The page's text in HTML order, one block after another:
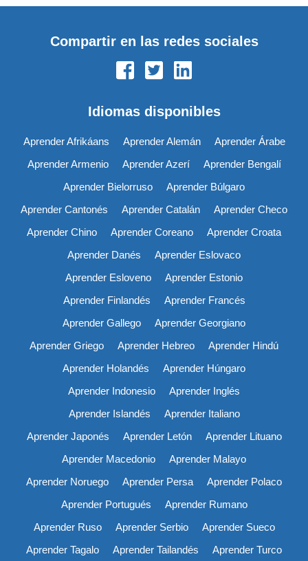
Compartir en las redes sociales
Idiomas disponibles
Aprender Afrikáans Aprender Alemán
Aprender Árabe
Aprender Armenio
Aprender Azerí
Aprender Bengalí
Aprender Bielorruso
Aprender Búlgaro
Aprender Cantonés
Aprender Catalán
Aprender Checo
Aprender Chino
Aprender Coreano
Aprender Croata
Aprender Danés
Aprender Eslovaco
Aprender Esloveno
Aprender Estonio
Aprender Finlandés
Aprender Francés
Aprender Gallego
Aprender Georgiano
Aprender Griego
Aprender Hebreo
Aprender Hindú
Aprender Holandés
Aprender Húngaro
Aprender Indonesio
Aprender Inglés
Aprender Islandés
Aprender Italiano
Aprender Japonés
Aprender Letón
Aprender Lituano
Aprender Macedonio
Aprender Malayo
Aprender Noruego
Aprender Persa
Aprender Polaco
Aprender Portugués
Aprender Rumano
Aprender Ruso
Aprender Serbio
Aprender Sueco
Aprender Tagalo
Aprender Tailandés
Aprender Turco